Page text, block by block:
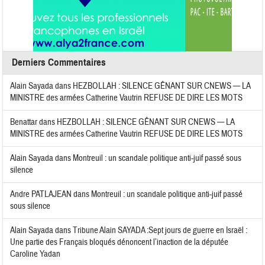
Derniers Commentaires
Alain Sayadadans HEZBOLLAH : SILENCE GÊNANT SUR CNEWS — LA
MINISTRE des armées Catherine Vautrin REFUSE DE DIRE LES MOTS
Benattardans HEZBOLLAH : SILENCE GÊNANT SUR CNEWS — LA
MINISTRE des armées Catherine Vautrin REFUSE DE DIRE LES MOTS
Alain Sayadadans Montreuil : un scandale politique anti-juif passé sous
silence
Andre PATLAJEAN dans Montreuil : un scandale politique anti-juif passé
sous silence
Alain SayadadansTribune Alain SAYADA :Sept jours de guerre en Israël :
Une partie des Français bloqués dénoncent l’inaction de la députée
Caroline Yadan